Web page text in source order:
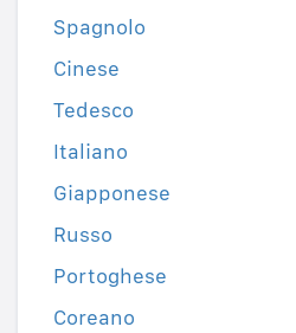
Spagnolo
Cinese
Tedesco
Italiano
Giapponese
Russo
Portoghese
Coreano